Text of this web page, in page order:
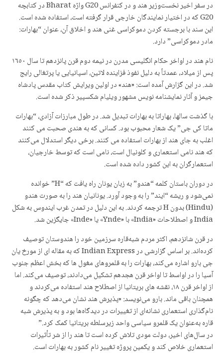
در سفر اخیر نخست‌وزیر هند و در کنفرانس G20 واژه Bharat در کتابچه
G20 که در اختیار نمایندگان خارجی قرار گرفته است، استفاده شده است.
این سند با برجسته کردن دموکراسی غنی هند و اخلاق آن، عنوان “بهارات:
مادر دموکراسی” دارد.
نام هند در اواخر حکام انگلیسی مدرن در نیمه دوم قرن پانزدهم تا سال ۱٦٥۰
پس از میلاد، عمدتاً به دلیل نفوذ فزاینده لاتین، اسپانیایی یا پرتغالی رایج
شد. در این گزارش آمده است: «هند» در اولین ویرایش کتاب مقدس پادشاه
جیمز و آثار نمایشنامه نویس مشهور ویلیام شکسپیر ذکر شده است.
با گذشت سالها، بهاراتا به بهارات تبدیل شد. در طول مبارزات آزادی، “بهارات
ماتا کی جی” یک شعار محبوب بود. کسانی که به هندی صحبت می کنند
اغلب به جای هند از بهارات استفاده می کنند. برخی دیگر استدلال می‌کنند
که هند نامی استعماری و کلونیال است، نامی است که توسط خارجیان،
استعمارگران به این کشور داده شده است.
در دوران باستان کلمه “هندو” به زبان یونان راه یافت که “H” خوانده
نمی‌شود و ریشه “ایند” را به وجود آورد. یونانیان هند را به صورت هندو
(Hindu) بدون H ترجمه کردند. بە این دلیل در تمدن غرب ایندوس به شکل
India و اصطلاحات «India» با «Ynde» یا «Inde» جایگزین شد.
در قرن شانزدهم، اکثر مردم شبە‌قاره سرزمین خود را هندوستان توصیف
کردەاند. بر اساس گزارشی در Indian Express که به مقاله ای از مورخ یان
جی بارو اشاره می‌کند، بهارات را به قلمروهای مغول ها که بخش اعظم جنوب
آسیا را در اواسط تا اواخر قرن هجدهم تشکیل می‌دادند، توصیف می‌کند. اما
از اواخر قرن ۱٨، نقشه های بریتانیا از اصطلاح هند استفاده می‌کردند و
همچنان باقی ماند. بارو می‌نویسد: «پذیرش هند نشان می‌دهد که چگونه
نام‌گذاری استعماری نشانه‌ای از تغییرات در دیدگاه‌ها بود و به پذیرش شبه
قاره به‌عنوان یک قلمرو سیاسی واحد زیرسلطه بریتانیا کمک کرد.”
در سال‌های اخیر، دولت مودی تلاش کرده است تا هند را از شر تأثیرات
استعماری خلاص کند و یکمین پروژە تغییر نام کشور به بهارات است.